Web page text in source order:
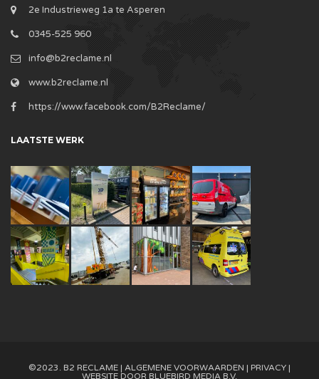
2e Industrieweg 1a te Asperen
0345-525 960
info@b2reclame.nl
www.b2reclame.nl
https://www.facebook.com/B2Reclame/
LAATSTE WERK
©2023. B2 RECLAME | ALGEMENE VOORWAARDEN | PRIVACY |
WEBSITE DOOR BLUEBIRD MEDIA B.V.